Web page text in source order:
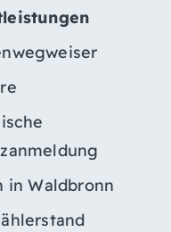
in Waldbronn